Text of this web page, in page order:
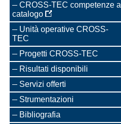
CROSS-TEC competenze a
catalogo
Unità operative CROSS-
TEC
Progetti CROSS-TEC
Risultati disponibili
Servizi offerti
Strumentazioni
Bibliografia